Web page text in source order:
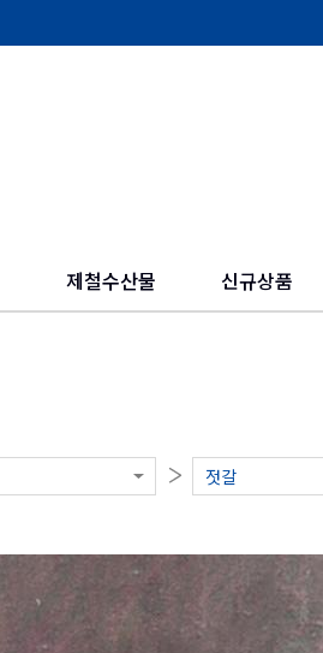
제철수산물 신규상품
젓갈